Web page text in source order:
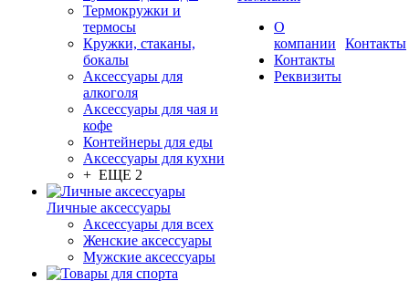
Термокружки и
термосы
Кружки, стаканы,
бокалы
Аксессуары для
алкоголя
Аксессуары для чая и
кофе
Контейнеры для еды
Аксессуары для кухни
+ ЕЩЕ 2
Личные аксессуары
Аксессуары для всех
Женские аксессуары
Мужские аксессуары
О
компании
Контакты
Реквизиты
Контакты